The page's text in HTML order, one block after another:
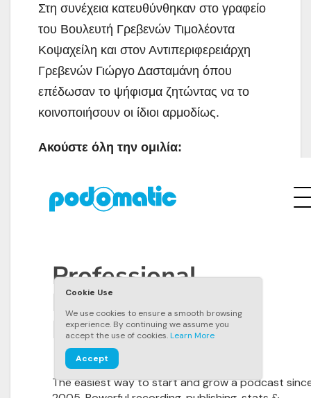
Στη συνέχεια κατευθύνθηκαν στο γραφείο
του Βουλευτή Γρεβενών Τιμολέοντα
Κοψαχείλη και στον Αντιπεριφερειάρχη
Γρεβενών Γιώργο Δασταμάνη όπου
επέδωσαν το ψήφισμα ζητώντας να το
κοινοποιήσουν οι ίδιοι αρμοδίως.
Ακούστε όλη την ομιλία: